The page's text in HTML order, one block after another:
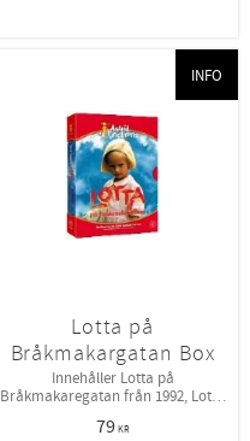
Lotta på
Bråkmakargatan Box
Innehåller Lotta på
Bråkmakaregatan från 1992, Lotta
79KR
INFO